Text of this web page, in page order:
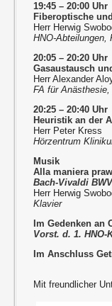
19:45 – 20:00 Uhr
Fiberoptische
Herr Herwig
HNO-Abteilungen,
20:05 – 20:20 Uhr
Gasaustausch
Herr Alexander
FA für
20:25 – 20:40 Uhr
Heuristik an der
Herr Peter Kress
Hörzentrum
Musik
Alla maniera
Bach-Vivaldi
Herr Herwig
Klavier
Im Gedenken an
Vorst. d. 1. HNO-
Im Anschluss
Mit freundlicher